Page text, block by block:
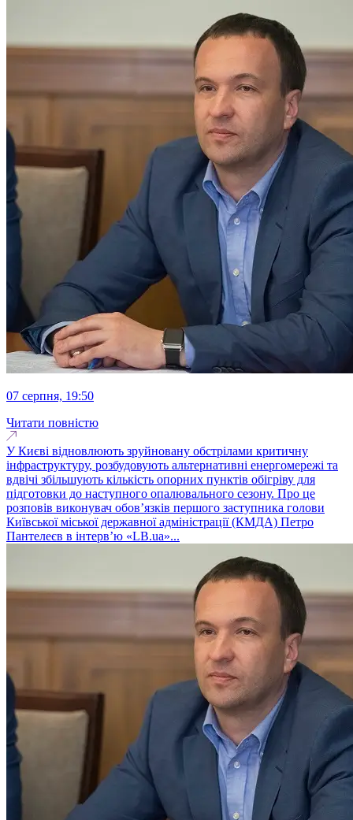
07 серпня, 19:50
Читати повністю
У Києві відновлюють зруйновану обстрілами критичну
інфраструктуру, розбудовують альтернативні енергомережі та
вдвічі збільшують кількість опорних пунктів обігріву для
підготовки до наступного опалювального сезону. Про це
розповів виконувач обовʼязків першого заступника голови
Київської міської державної адміністрації (КМДА) Петро
Пантелеєв в інтервʼю «LB.ua»...